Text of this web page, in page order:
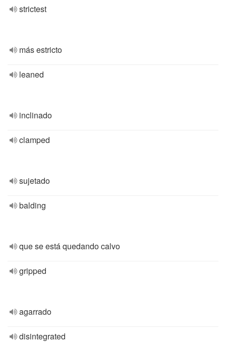
strictest
más estricto
leaned
inclinado
clamped
sujetado
balding
que se está quedando calvo
gripped
agarrado
disintegrated